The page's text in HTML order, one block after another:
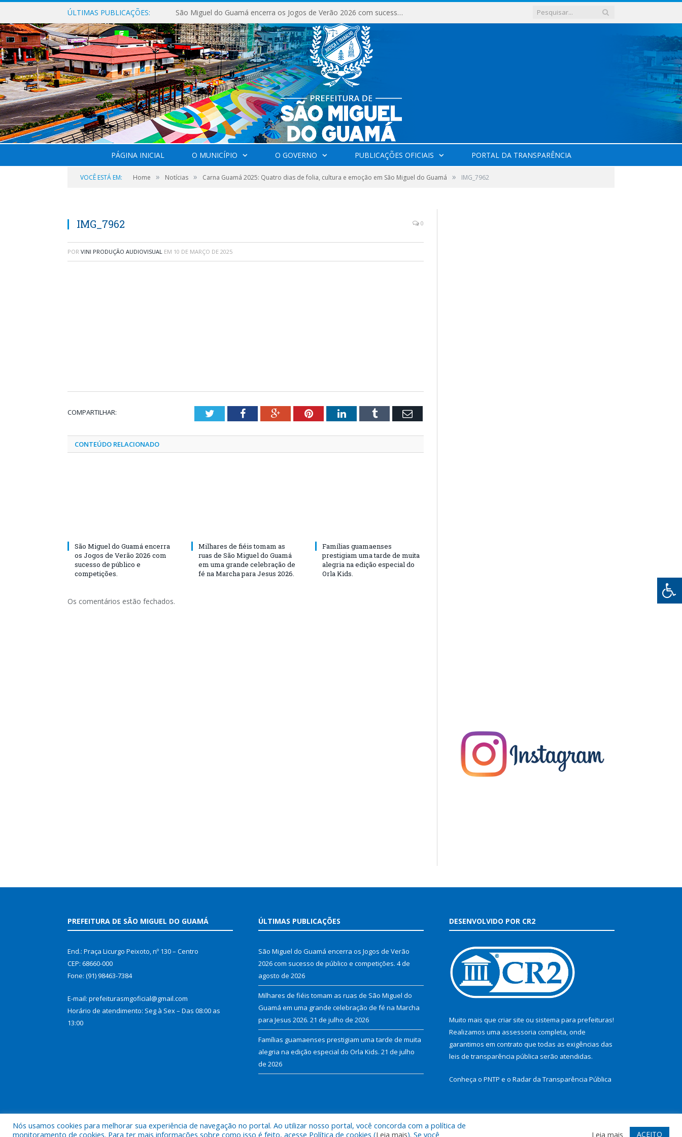
ÚLTIMAS PUBLICAÇÕES: São Miguel do Guamá encerra os Jogos de Verão 2026 com sucesso de público e competições.
PÁGINA INICIAL O MUNICÍPIO O GOVERNO PUBLICAÇÕES OFICIAIS PORTAL DA TRANSPARÊNCIA
VOCÊ ESTÁ EM: Home » Notícias » Carna Guamá 2025: Quatro dias de folia, cultura e emoção em São Miguel do Guamá » IMG_7962
IMG_7962 0
POR VINI PRODUÇÃO AUDIOVISUAL EM 10 DE MARÇO DE 2025
COMPARTILHAR: TwitterFacebookGoogle+PinterestLinkedInTumblr Email
CONTEÚDO RELACIONADO
São Miguel do Guamá encerra
os Jogos de Verão 2026 com
sucesso de público e
competições.
Milhares de fiéis tomam as
ruas de São Miguel do Guamá
em uma grande celebração de
fé na Marcha para Jesus 2026.
Famílias guamaenses
prestigiam uma tarde de muita
alegria na edição especial do
Orla Kids.
Os comentários estão fechados.
PREFEITURA DE SÃO MIGUEL DO GUAMÁ
End.: Praça Licurgo Peixoto, nº 130 – Centro
CEP: 68660-000
Fone: (91) 98463-7384
E-mail: prefeiturasmgoficial@gmail.com
Horário de atendimento: Seg à Sex – Das 08:00 as
13:00
ÚLTIMAS PUBLICAÇÕES
São Miguel do Guamá encerra os Jogos de Verão
2026 com sucesso de público e competições. 4 de
agosto de 2026
Milhares de fiéis tomam as ruas de São Miguel do
Guamá em uma grande celebração de fé na Marcha
para Jesus 2026. 21 de julho de 2026
Famílias guamaenses prestigiam uma tarde de muita
alegria na edição especial do Orla Kids. 21 de julho
de 2026
DESENVOLVIDO POR CR2
Muito mais que criar site ou sistema para prefeituras!
Realizamos uma assessoria completa, onde
garantimos em contrato que todas as exigências das
leis de transparência pública serão atendidas.
Conheça o PNTP e o Radar da Transparência Pública
Todos os direitos reservados a Prefeitura Municipal de São Miguel do Guamá. Mapa do Site Acessar Webmail
Nós usamos cookies para melhorar sua experiência de navegação no portal. Ao utilizar nosso portal, você concorda com a política de
monitoramento de cookies. Para ter mais informações sobre como isso é feito, acesse Política de cookies (Leia mais). Se você Leia mais ACEITO